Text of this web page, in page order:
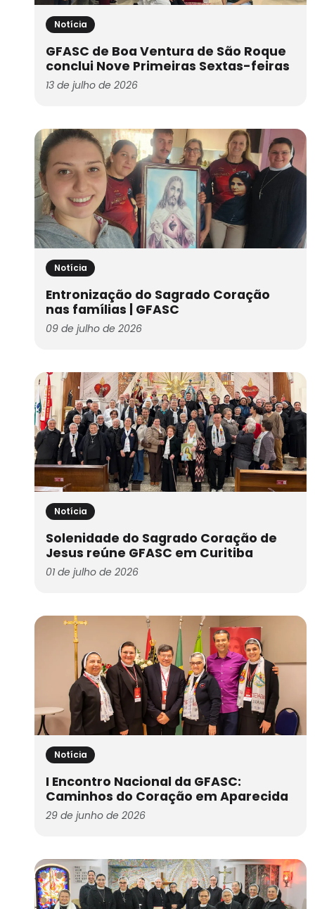
Notícia
GFASC de Boa Ventura de São Roque
conclui Nove Primeiras Sextas-feiras
13 de julho de 2026
Notícia
Entronização do Sagrado Coração
nas famílias | GFASC
09 de julho de 2026
Notícia
Solenidade do Sagrado Coração de
Jesus reúne GFASC em Curitiba
01 de julho de 2026
Notícia
I Encontro Nacional da GFASC:
Caminhos do Coração em Aparecida
29 de junho de 2026